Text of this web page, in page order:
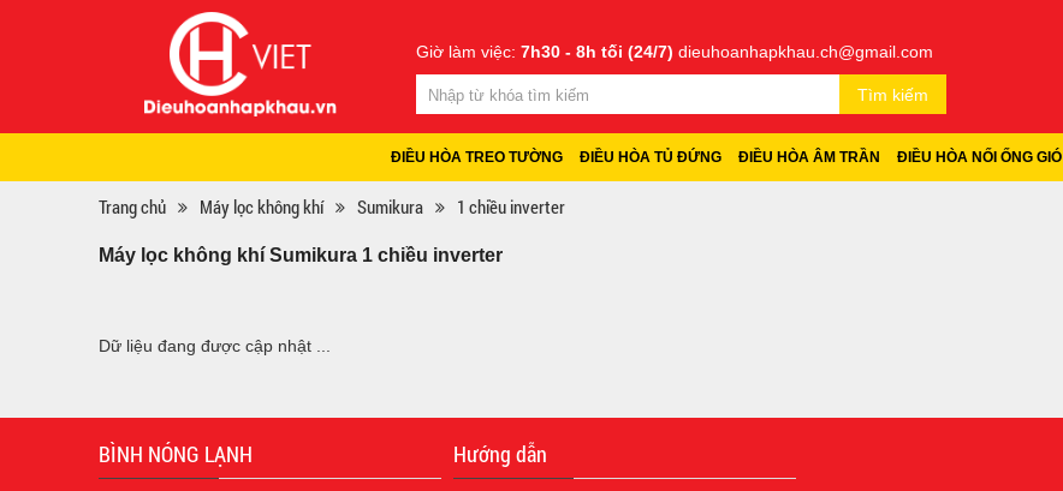
Giờ làm việc: 7h30 - 8h tối (24/7) dieuhoanhapkhau.ch@gmail.com
Tìm kiếm
ĐIỀU HÒA TREO TƯỜNG ĐIỀU HÒA TỦ ĐỨNG ĐIỀU HÒA ÂM TRẦN ĐIỀU HÒA NỐI ỐNG GIÓ
Trang chủ Máy lọc không khí Sumikura 1 chiều inverter
Máy lọc không khí Sumikura 1 chiều inverter
Dữ liệu đang được cập nhật ...
BÌNH NÓNG LẠNH Hướng dẫn